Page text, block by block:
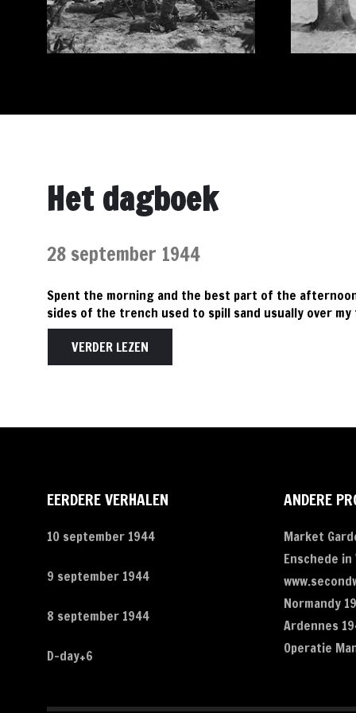
Het dagboek
28 september 1944
Spent the morning and the best part of the
sides of the trench used to spill sand usually over my
VERDER LEZEN
EERDERE VERHALEN
10 september 1944
9 september 1944
8 september 1944
D-day+6
ANDERE
Market
Enschede in
Normandy
Ardennes
Operatie